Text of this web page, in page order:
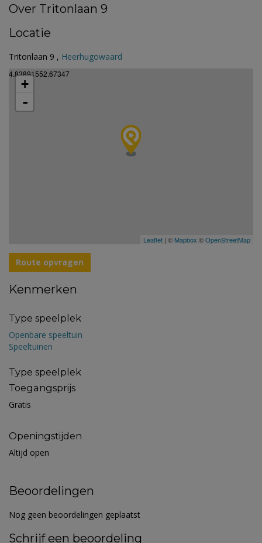
Over Tritonlaan 9
Locatie
Tritonlaan 9 , Heerhugowaard
4.83891552.67347
+
-
Leaflet | © Mapbox ©OpenStreetMap
Route opvragen
Kenmerken
Type speelplek
Openbare speeltuin
Speeltuinen
Type speelplek
Toegangsprijs
Gratis
Openingstijden
Altijd open
Beoordelingen
Nog geen beoordelingen geplaatst
Schrijf een beoordeling